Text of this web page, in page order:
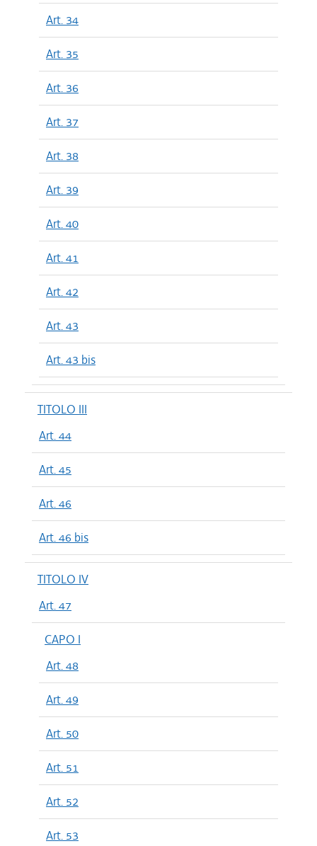
Art. 34
Art. 35
Art. 36
Art. 37
Art. 38
Art. 39
Art. 40
Art. 41
Art. 42
Art. 43
Art. 43 bis
TITOLO III
Art. 44
Art. 45
Art. 46
Art. 46 bis
TITOLO IV
Art. 47
CAPO I
Art. 48
Art. 49
Art. 50
Art. 51
Art. 52
Art. 53